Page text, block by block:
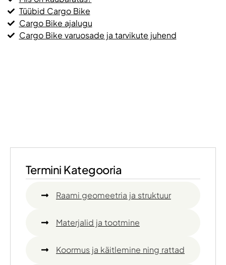
Tüübid Cargo Bike
Cargo Bike ajalugu
Cargo Bike varuosade ja tarvikute juhend
Termini Kategooria
Raami geomeetria ja struktuur
Materjalid ja tootmine
Koormus ja käitlemine ning rattad